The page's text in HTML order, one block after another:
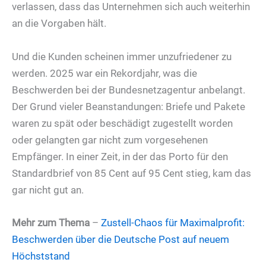
verlassen, dass das Unternehmen sich auch weiterhin
an die Vorgaben hält.
Und die Kunden scheinen immer unzufriedener zu
werden. 2025 war ein Rekordjahr, was die
Beschwerden bei der Bundesnetzagentur anbelangt.
Der Grund vieler Beanstandungen: Briefe und Pakete
waren zu spät oder beschädigt zugestellt worden
oder gelangten gar nicht zum vorgesehenen
Empfänger. In einer Zeit, in der das Porto für den
Standardbrief von 85 Cent auf 95 Cent stieg, kam das
gar nicht gut an.
Mehr zum Thema – Zustell-Chaos für Maximalprofit:
Beschwerden über die Deutsche Post auf neuem
Höchststand